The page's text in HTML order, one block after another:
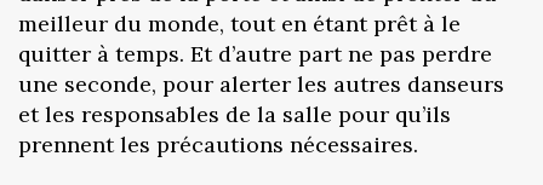
meilleur du monde, tout en étant prêt à le
quitter à temps. Et d’autre part ne pas perdre
une seconde, pour alerter les autres danseurs
et les responsables de la salle pour qu’ils
prennent les précautions nécessaires.